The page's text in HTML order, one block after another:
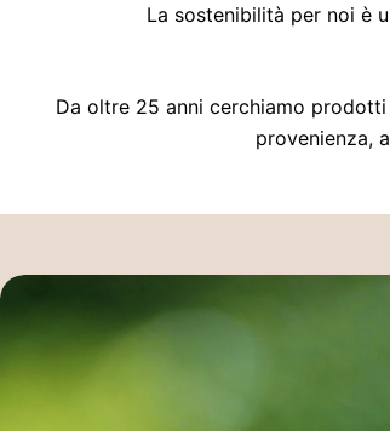
La sostenibilità per noi è
Da oltre 25 anni cerchiamo
provenienza,